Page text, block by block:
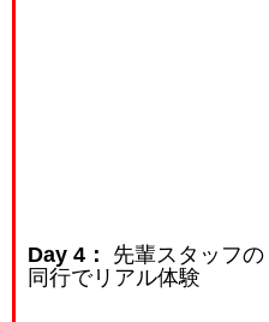
Day 4：
先輩スタッフの
同行でリアル体験